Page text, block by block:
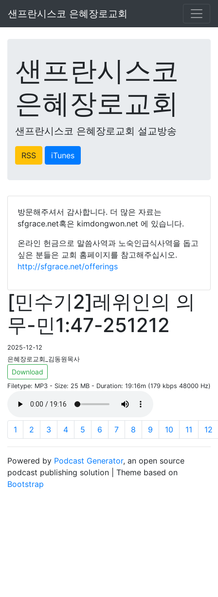
샌프란시스코 은혜장로교회
샌프란시스코
은혜장로교회
샌프란시스코 은혜장로교회 설교방송
RSS iTunes
방문해주셔서 감사합니다. 더 많은 자료는
sfgrace.net혹은 kimdongwon.net 에 있습니다.
온라인 헌금으로 말씀사역과 노숙인급식사역을 돕고
싶은 분들은 교회 홈페이지를 참고해주십시오.
http://sfgrace.net/offerings
[민수기2]레위인의 의
무-민1:47-251212
2025-12-12
은혜장로교회_김동원목사
Download
Filetype: MP3 - Size: 25 MB - Duration: 19:16m (179 kbps 48000 Hz)
1 2 3 4 5 6 7 8 9 10 11 12
Powered by Podcast Generator, an open source
podcast publishing solution | Theme based on
Bootstrap